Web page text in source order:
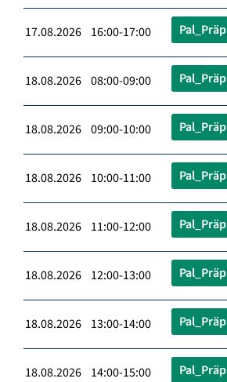
17.08.2026 16:00-17:00 Pal_Präp
18.08.2026 08:00-09:00 Pal_Präp
18.08.2026 09:00-10:00 Pal_Präp
18.08.2026 10:00-11:00 Pal_Präp
18.08.2026 11:00-12:00 Pal_Präp
18.08.2026 12:00-13:00 Pal_Präp
18.08.2026 13:00-14:00 Pal_Präp
18.08.2026 14:00-15:00 Pal_Präp